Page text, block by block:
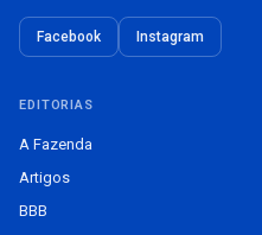
Facebook Instagram
EDITORIAS
A Fazenda
Artigos
BBB